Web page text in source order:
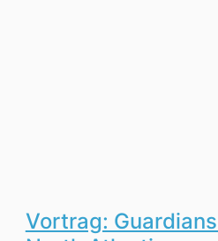
Vortrag: